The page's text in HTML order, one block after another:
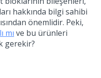
hakkında bilgi sahibi
önemlidir. Peki,
mı ve bu ürünleri
gerekir?